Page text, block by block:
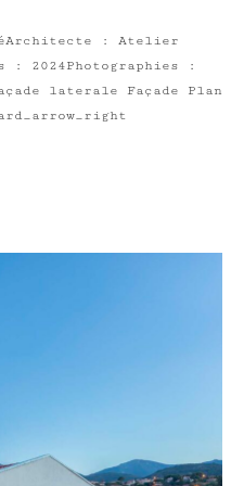
: Atelier
: 2024Photographies :
laterale Façade Plan